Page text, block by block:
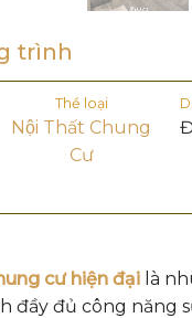
trình
Thể loại
Nội Thất Chung
Cư
cư hiện đại là
đầy đủ công năng